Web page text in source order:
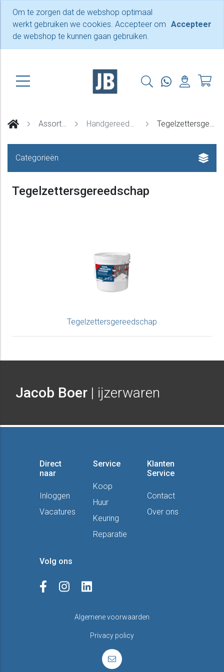
Om te zorgen dat de webshop optimaal
werkt gebruiken we cookies. Accepteer om
de webshop te kunnen gaan gebruiken.
Accepteer
Assortiment Handgereedschappen Tegelzettersgereedschap
Categorieën
Tegelzettersgereedschap
Tegelzettersgereedschap
Jacob Boer | ijzerwaren
Direct
naar
Inloggen
Vacatures
Service
Koop
Huur
Keuring
Reparatie
Klanten
Service
Contact
Over ons
Volg ons
Algemene voorwaarden
Privacy policy